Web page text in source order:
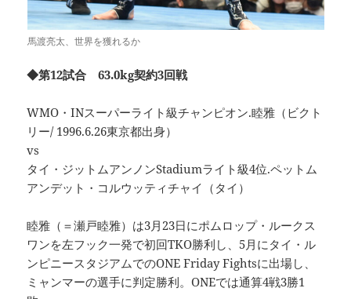
馬渡亮太、世界を獲れるか
◆第12試合 63.0kg契約3回戦
WMO・INスーパーライト級チャンピオン.睦雅（ビクト
リー/ 1996.6.26東京都出身）
vs
タイ・ジットムアンノンStadiumライト級4位.ペットム
アンデット・コルウッティチャイ（タイ）
睦雅（＝瀬戸睦雅）は3月23日にポムロップ・ルークス
ワンを左フック一発で初回TKO勝利し、5月にタイ・ル
ンピニースタジアムでのONE Friday Fightsに出場し、
ミャンマーの選手に判定勝利。ONEでは通算4戦3勝1